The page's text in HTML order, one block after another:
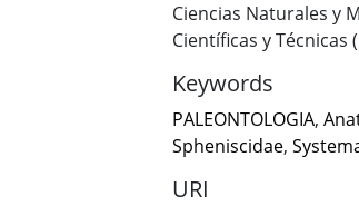
Ciencias Naturales y
Científicas y Técnicas
Keywords
PALEONTOLOGIA,
Spheniscidae,
URI